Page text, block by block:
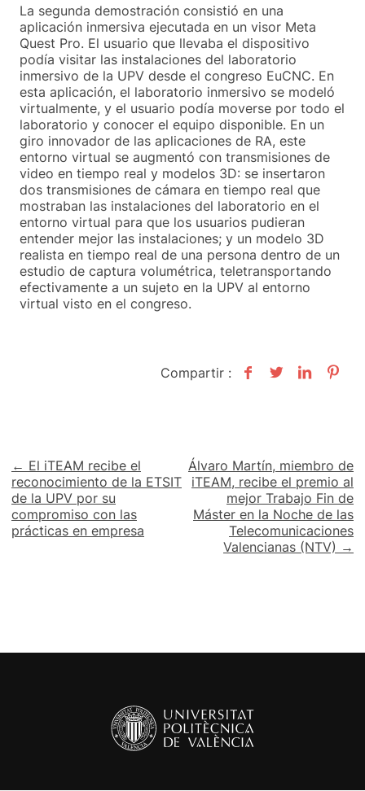
La segunda demostración consistió en una
aplicación inmersiva ejecutada en un visor Meta
Quest Pro. El usuario que llevaba el dispositivo
podía visitar las instalaciones del laboratorio
inmersivo de la UPV desde el congreso EuCNC. En
esta aplicación, el laboratorio inmersivo se modeló
virtualmente, y el usuario podía moverse por todo el
laboratorio y conocer el equipo disponible. En un
giro innovador de las aplicaciones de RA, este
entorno virtual se augmentó con transmisiones de
video en tiempo real y modelos 3D: se insertaron
dos transmisiones de cámara en tiempo real que
mostraban las instalaciones del laboratorio en el
entorno virtual para que los usuarios pudieran
entender mejor las instalaciones; y un modelo 3D
realista en tiempo real de una persona dentro de un
estudio de captura volumétrica, teletransportando
efectivamente a un sujeto en la UPV al entorno
virtual visto en el congreso.
Compartir :
Navegación
de
entradas
← El iTEAM recibe el
reconocimiento de la ETSIT
de la UPV por su
compromiso con las
prácticas en empresa
Álvaro Martín, miembro de
iTEAM, recibe el premio al
mejor Trabajo Fin de
Máster en la Noche de las
Telecomunicaciones
Valencianas (NTV) →